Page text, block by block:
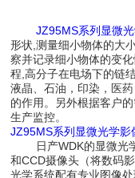
JZ95MS系列显微
形状,测量细小物体的大
察并记录细小物体的变
程,高分子在电场下的链
液晶、石油，印染，医
的作用。另外根据客户
生产监控。
JZ95MS系列显微光学影
日产WDK的显微光学
和CCD摄像头（将数码
光学系统配有专业图像